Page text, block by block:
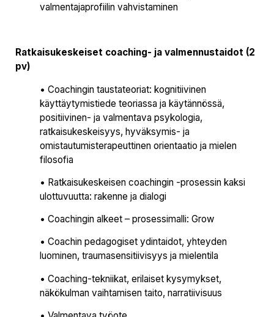
valmentajaprofiilin vahvistaminen
Ratkaisukeskeiset coaching- ja valmennustaidot (2
pv)
• Coachingin taustateoriat: kognitiivinen
käyttäytymistiede teoriassa ja käytännössä,
positiivinen- ja valmentava psykologia,
ratkaisukeskeisyys, hyväksymis- ja
omistautumisterapeuttinen orientaatio ja mielen
filosofia
• Ratkaisukeskeisen coachingin -prosessin kaksi
ulottuvuutta: rakenne ja dialogi
• Coachingin alkeet – prosessimalli: Grow
• Coachin pedagogiset ydintaidot, yhteyden
luominen, traumasensitiivisyys ja mielentila
• Coaching-tekniikat, erilaiset kysymykset,
näkökulman vaihtamisen taito, narratiivisuus